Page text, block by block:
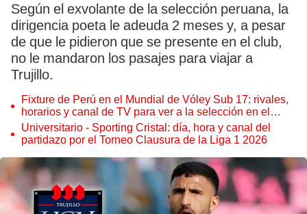
Según el exvolante de la selección peruana, la
dirigencia poeta le adeuda 2 meses y, a pesar
de que le pidieron que se presente en el club,
no le mandaron los pasajes para viajar a
Trujillo.
Fixture de Perú en el Mundial de Vóley Sub 17: rivales,
horarios y canal de TV para ver a la selección en el
torneo
Universitario - Sporting Cristal: día, hora y canal del
partidazo por el Torneo Clausura de la Liga 1 2026